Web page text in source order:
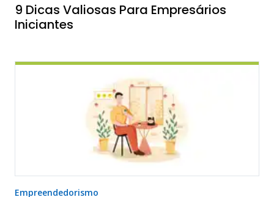
9 Dicas Valiosas Para Empresários
Iniciantes
Empreendedorismo